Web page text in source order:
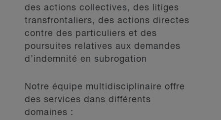
des actions collectives, des litiges
transfrontaliers, des actions directes
contre des particuliers et des
poursuites relatives aux demandes
d’indemnité en subrogation
Notre équipe multidisciplinaire offre
des services dans différents
domaines :